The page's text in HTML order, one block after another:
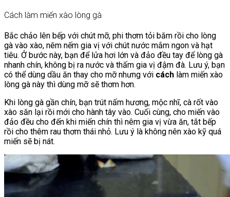
Cách làm miến xào lòng gà
Bắc chảo lên bếp với chút mỡ, phi thơm tỏi băm rồi cho lòng
gà vào xào, nêm nếm gia vị với chút nước mắm ngon và hạt
tiêu. Ở bước này, bạn để lửa hơi lớn và đảo đều tay để lòng gà
nhanh chín, không bị ra nước và thấm gia vị đậm đà. Lưu ý, bạn
có thể dùng dầu ăn thay cho mỡ nhưng với cách làm miến xào
lòng gà này thì dùng mỡ sẽ thơm hơn.
Khi lòng gà gần chín, bạn trút nấm hương, mộc nhĩ, cà rốt vào
xào săn lại rồi mới cho hành tây vào. Cuối cùng, cho miến vào
đảo đều cho đến khi miến chín thì nêm gia vị vừa ăn, tắt bếp
rồi cho thêm rau thơm thái nhỏ. Lưu ý là không nên xào kỹ quá
miến sẽ bị nát.